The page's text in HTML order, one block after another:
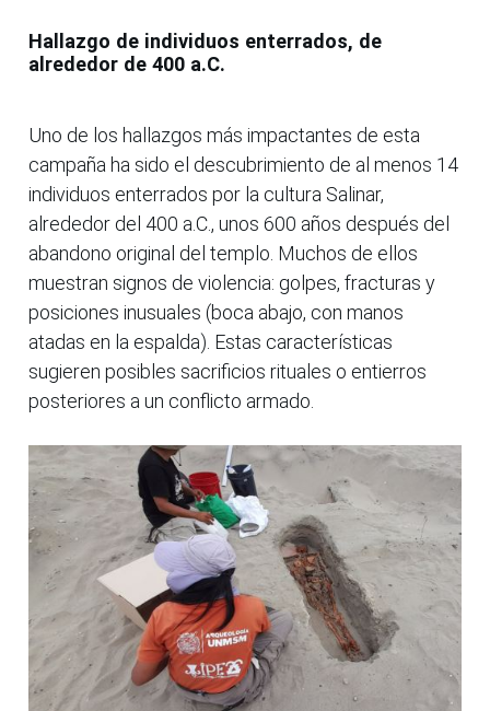
Hallazgo de individuos enterrados, de
alrededor de 400 a.C.
Uno de los hallazgos más impactantes de esta
campaña ha sido el descubrimiento de al menos 14
individuos enterrados por la cultura Salinar,
alrededor del 400 a.C., unos 600 años después del
abandono original del templo. Muchos de ellos
muestran signos de violencia: golpes, fracturas y
posiciones inusuales (boca abajo, con manos
atadas en la espalda). Estas características
sugieren posibles sacrificios rituales o entierros
posteriores a un conflicto armado.